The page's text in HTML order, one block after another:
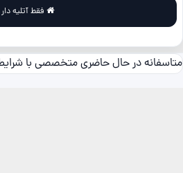
متاسفانه در حال حاضری متخصصی با